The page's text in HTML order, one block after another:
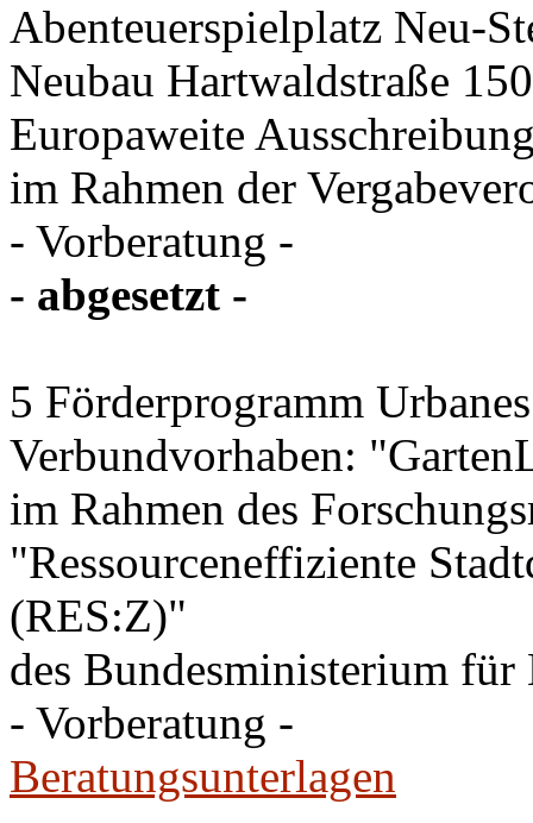
Abenteuerspielplatz Neu-
Neubau Hartwaldstraße
Europaweite
im Rahmen der
- Vorberatung -
- abgesetzt -
5 Förderprogramm
Verbundvorhaben:
im Rahmen des
"Ressourceneffiziente
(RES:Z)"
des Bundesministerium
- Vorberatung -
Beratungsunterlagen